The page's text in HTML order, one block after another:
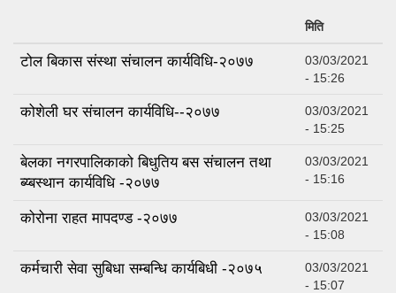
मिति
टोल बिकास संस्था संचालन कार्यविधि-२०७७
03/03/2021
- 15:26
कोशेली घर संचालन कार्यविधि--२०७७
03/03/2021
- 15:25
बेलका नगरपालिकाको बिधुतिय बस संचालन तथा
ब्य्बस्थान कार्यविधि -२०७७
03/03/2021
- 15:16
कोरोना राहत मापदण्ड -२०७७
03/03/2021
- 15:08
कर्मचारी सेवा सुबिधा सम्बन्धि कार्यबिधी -२०७५
03/03/2021
- 15:07